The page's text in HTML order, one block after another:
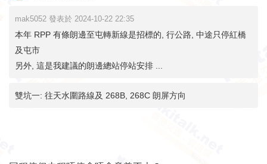
mak5052 發表於 2024-10-22 22:35
本年 RPP 有條朗邊至屯轉新線是招標的, 行公路, 中途只停紅橋
及屯市
另外, 這是我建議的朗邊總站停站安排 ...
雙坑一: 往天水圍路線及 268B, 268C 朗屏方向